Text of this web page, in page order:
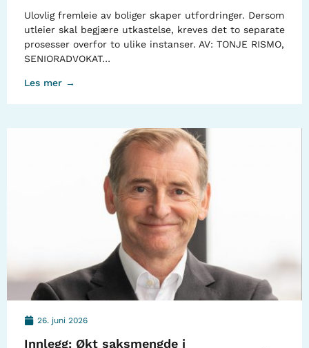
Ulovlig fremleie av boliger skaper utfordringer. Dersom
utleier skal begjære utkastelse, kreves det to separate
prosesser overfor to ulike instanser. AV: TONJE RISMO,
SENIORADVOKAT…
Les mer →
26. juni 2026
Innlegg: Økt saksmengde i